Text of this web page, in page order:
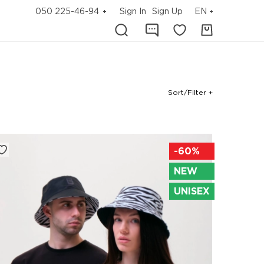
050 225-46-94 Sign In Sign Up EN
Sort/Filter +
-60%
NEW
UNISEX